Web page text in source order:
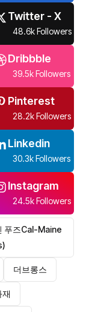
Twitter - X
48.6k Followers
Dribbble
39.5k Followers
Pinterest
28.2k Followers
Linkedin
30.3k Followers
Instagram
24.5k Followers
푸즈Cal-Maine
더브롱스